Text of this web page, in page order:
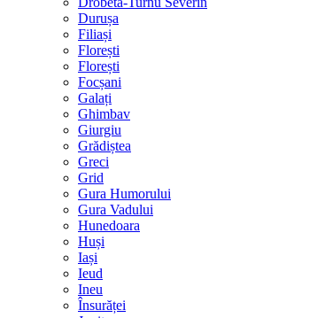
Durușa
Filiași
Florești
Florești
Focșani
Galați
Ghimbav
Giurgiu
Grădiștea
Greci
Grid
Gura Humorului
Gura Vadului
Hunedoara
Huși
Iași
Ieud
Ineu
Însurăței